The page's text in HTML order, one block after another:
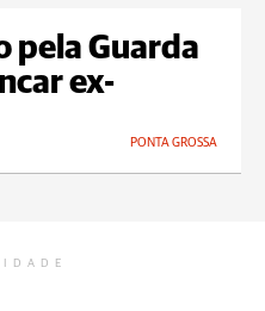
pela Guarda
ex-
PONTA GROSSA